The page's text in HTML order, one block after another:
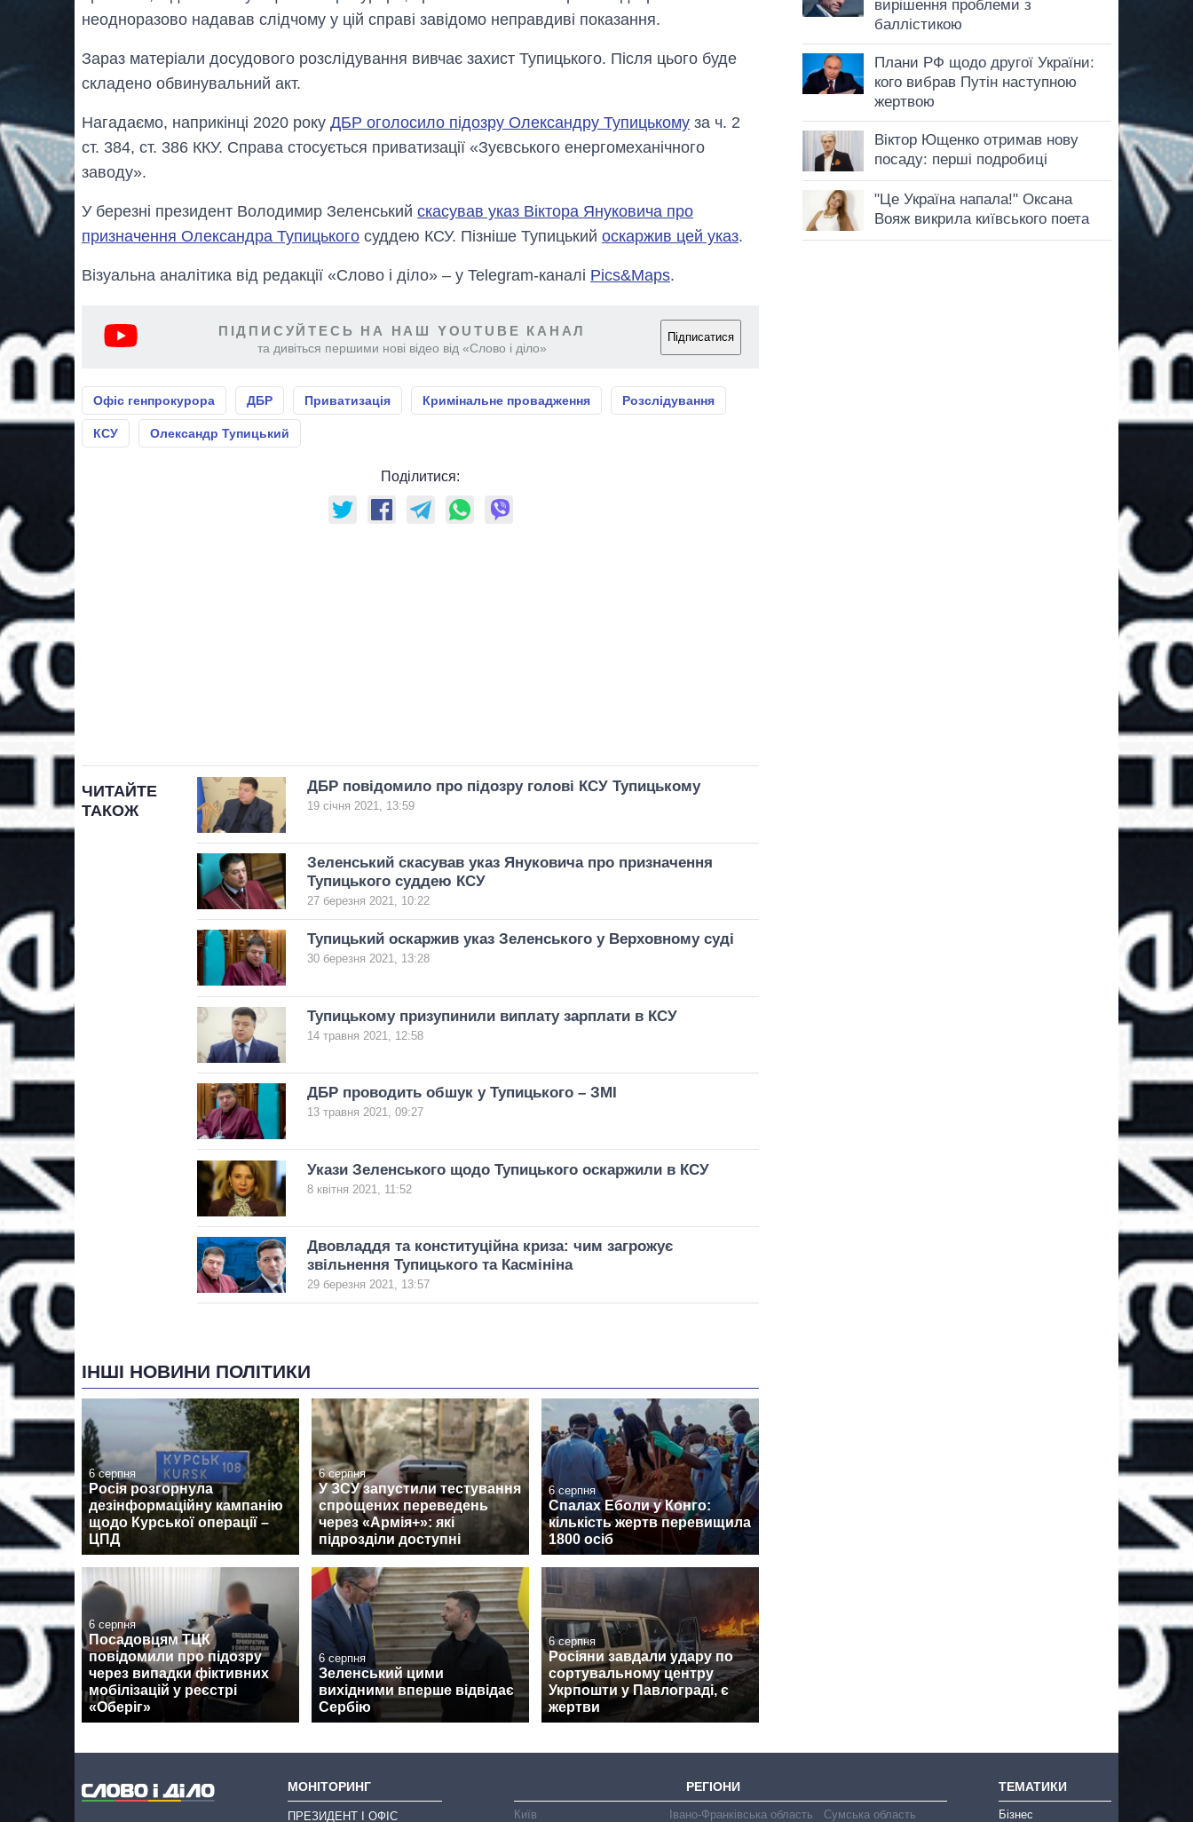
неодноразово надавав слідчому у цій справі завідомо неправдиві показання.
Зараз матеріали досудового розслідування вивчає захист Тупицького. Після цього буде
складено обвинувальний акт.
Нагадаємо, наприкінці 2020 року ДБР оголосило підозру Олександру Тупицькому за ч. 2
ст. 384, ст. 386 ККУ. Справа стосується приватизації «Зуєвського енергомеханічного
заводу».
У березні президент Володимир Зеленський скасував указ Віктора Януковича про
призначення Олександра Тупицького суддею КСУ. Пізніше Тупицький оскаржив цей указ.
Візуальна аналітика від редакції «Слово і діло» – у Telegram-каналі Pics&Maps.
ПІДПИСУЙТЕСЬ НА НАШ YOUTUBE КАНАЛ
та дивіться першими нові відео від «Слово і діло»
Підписатися
Офіс генпрокурора ДБР Приватизація Кримінальне провадження Розслідування
КСУ Олександр Тупицький
Поділитися:
ЧИТАЙТЕ
ТАКОЖ
ДБР повідомило про підозру голові КСУ Тупицькому
19 січня 2021, 13:59
Зеленський скасував указ Януковича про призначення
Тупицького суддею КСУ
27 березня 2021, 10:22
Тупицький оскаржив указ Зеленського у Верховному суді
30 березня 2021, 13:28
Тупицькому призупинили виплату зарплати в КСУ
14 травня 2021, 12:58
ДБР проводить обшук у Тупицького – ЗМІ
13 травня 2021, 09:27
Укази Зеленського щодо Тупицького оскаржили в КСУ
8 квітня 2021, 11:52
Двовладдя та конституційна криза: чим загрожує
звільнення Тупицького та Касмініна
29 березня 2021, 13:57
ІНШІ НОВИНИ ПОЛІТИКИ
6 серпня
Росія розгорнула
дезінформаційну кампанію
щодо Курської операції –
ЦПД
6 серпня
У ЗСУ запустили тестування
спрощених переведень
через «Армія+»: які
підрозділи доступні
6 серпня
Спалах Еболи у Конго:
кількість жертв перевищила
1800 осіб
6 серпня
Посадовцям ТЦК
повідомили про підозру
через випадки фіктивних
мобілізацій у реєстрі
«Оберіг»
6 серпня
Зеленський цими
вихідними вперше відвідає
Сербію
6 серпня
Росіяни завдали удару по
сортувальному центру
Укрпошти у Павлограді, є
жертви
МОНІТОРИНГ
ПРЕЗИДЕНТ І ОФІС
РЕГІОНИ
Київ Івано-Франківська область Сумська область
ТЕМАТИКИ
Бізнес